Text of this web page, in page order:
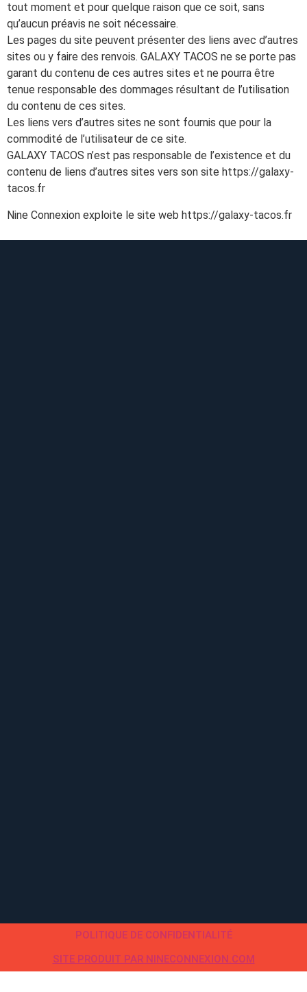
tout moment et pour quelque raison que ce soit, sans
qu’aucun préavis ne soit nécessaire.
Les pages du site peuvent présenter des liens avec d’autres
sites ou y faire des renvois. GALAXY TACOS ne se porte pas
garant du contenu de ces autres sites et ne pourra être
tenue responsable des dommages résultant de l’utilisation
du contenu de ces sites.
Les liens vers d’autres sites ne sont fournis que pour la
commodité de l’utilisateur de ce site.
GALAXY TACOS n’est pas responsable de l’existence et du
contenu de liens d’autres sites vers son site https://galaxy-
tacos.fr
Nine Connexion exploite le site web https://galaxy-tacos.fr
POLITIQUE DE CONFIDENTIALITÉ
SITE PRODUIT PAR NINECONNEXION.COM